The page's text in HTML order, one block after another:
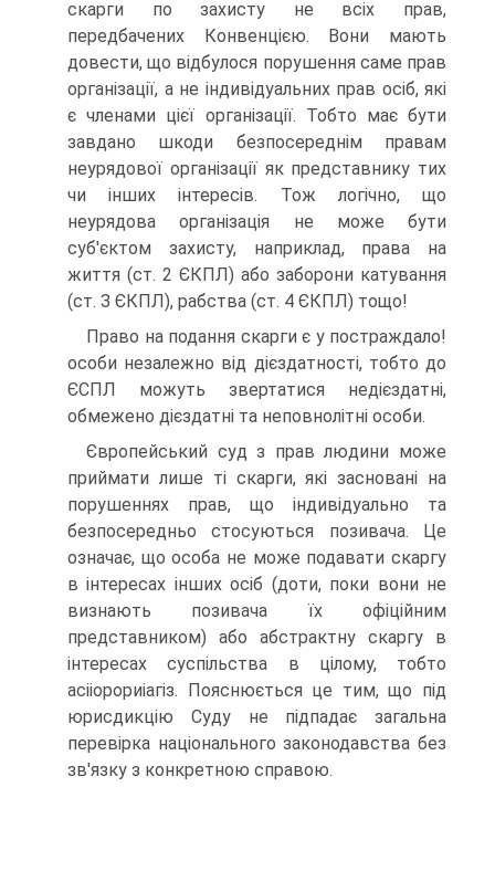
скарги по захисту не всіх прав,
передбачених Конвенцією. Вони мають
довести, що відбулося порушення саме прав
організації, а не ін­дивідуальних прав осіб, які
є членами цієї організації. Тобто має бути
завдано шкоди безпосереднім правам
неурядової організації як пред­ставнику тих
чи інших інтересів. Тож логічно, що
неурядова організація не може бути
суб'єктом захисту, наприклад, права на
життя (ст. 2 ЄКПЛ) або заборони катування
(ст. З ЄКПЛ), рабства (ст. 4 ЄКПЛ) тощо!
Право на подання скарги є у постраждало!
особи незалежно від дієздатності, тобто до
ЄСПЛ можуть звертатися недієздатні,
обмежено дієздатні та неповнолітні особи.
Європейський суд з прав людини може
приймати лише ті скарги, які засновані на
порушеннях прав, що індивідуально та
безпосередньо стосуються позивача. Це
означає, що особа не може подавати скаргу
в інтересах інших осіб (доти, поки вони не
визнають позивача їх офі­ційним
представником) або абстрактну скаргу в
інтересах суспільства в цілому, тобто
асііорориіагіз. Пояснюється це тим, що під
юрисдикцію Суду не підпадає загальна
перевірка національного законодавства без
зв'язку з конкретною справою.